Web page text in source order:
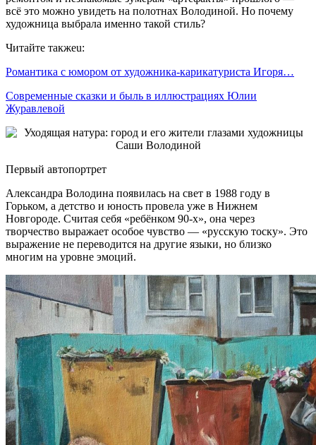
всё это можно увидеть на полотнах Володиной. Но почему
художница выбрала именно такой стиль?
Читайте такжеu:
Романтика с юмором от художника-карикатуриста Игоря…
Современные сказки и быль в иллюстрациях Юлии
Журавлевой
Первый автопортрет
Александра Володина появилась на свет в 1988 году в
Горьком, а детство и юность провела уже в Нижнем
Новгороде. Считая себя «ребёнком 90-х», она через
творчество выражает особое чувство — «русскую тоску». Это
выражение не переводится на другие языки, но близко
многим на уровне эмоций.